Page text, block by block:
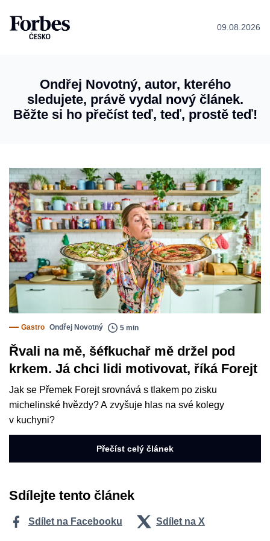
09.08.2026
Ondřej Novotný, autor, kterého
sledujete, právě vydal nový článek.
Běžte si ho přečíst teď, teď, prostě teď!
Gastro Ondřej Novotný 5 min
Řvali na mě, šéfkuchař mě držel pod
krkem. Já chci lidi motivovat, říká Forejt
Jak se Přemek Forejt srovnává s tlakem po zisku
michelinské hvězdy? A zvyšuje hlas na své kolegy
v kuchyni?
Přečíst celý článek
Sdílejte tento článek
Sdílet na Facebooku Sdílet na X